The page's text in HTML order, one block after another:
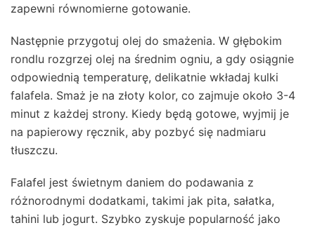
zapewni równomierne gotowanie.
Następnie przygotuj olej do smażenia. W głębokim
rondlu rozgrzej olej na średnim ogniu, a gdy osiągnie
odpowiednią temperaturę, delikatnie wkładaj kulki
falafela. Smaż je na złoty kolor, co zajmuje około 3-4
minut z każdej strony. Kiedy będą gotowe, wyjmij je
na papierowy ręcznik, aby pozbyć się nadmiaru
tłuszczu.
Falafel jest świetnym daniem do podawania z
różnorodnymi dodatkami, takimi jak pita, sałatka,
tahini lub jogurt. Szybko zyskuje popularność jako